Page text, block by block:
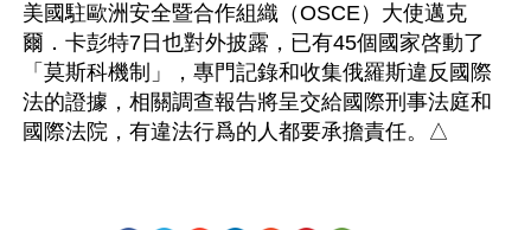
美國駐歐洲安全暨合作組織（OSCE）大使邁克
爾．卡彭特7日也對外披露，已有45個國家啓動了
「莫斯科機制」，專門記錄和收集俄羅斯違反國際
法的證據，相關調查報告將呈交給國際刑事法庭和